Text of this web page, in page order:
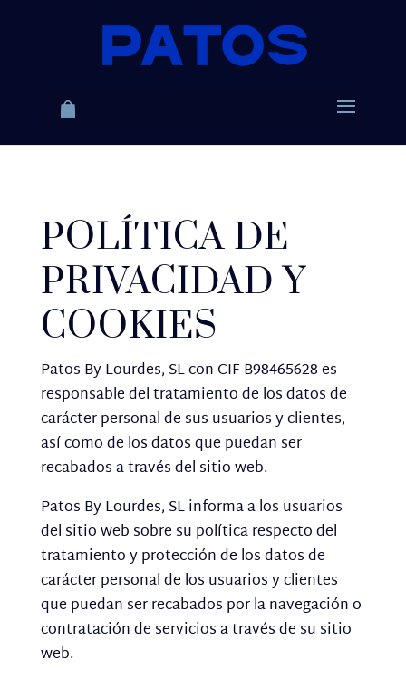
POLÍTICA DE
PRIVACIDAD Y
COOKIES
Patos By Lourdes, SL con CIF B98465628 es
responsable del tratamiento de los datos de
carácter personal de sus usuarios y clientes,
así como de los datos que puedan ser
recabados a través del sitio web.
Patos By Lourdes, SL informa a los usuarios
del sitio web sobre su política respecto del
tratamiento y protección de los datos de
carácter personal de los usuarios y clientes
que puedan ser recabados por la navegación o
contratación de servicios a través de su sitio
web.